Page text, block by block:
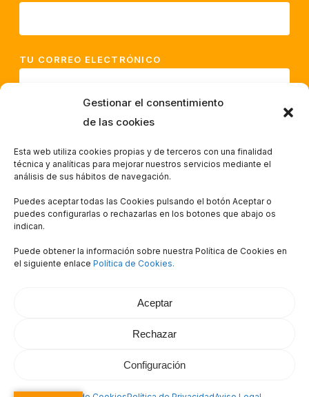
Gestionar el consentimiento
de las cookies
Esta web utiliza cookies propias y de terceros con una finalidad
técnica y analíticas para mejorar nuestros servicios mediante el
análisis de sus hábitos de navegación.
Puedes aceptar todas las Cookies pulsando el botón Aceptar o
puedes configurarlas o rechazarlas en los botones que abajo os
indican.
Puede obtener la información sobre nuestra Política de Cookies en
el siguiente enlace Política de Cookies.
Aceptar
Rechazar
Configuración
TU CORREO ELECTRÓNICO
HE LEÍDO Y ACEPTO LA